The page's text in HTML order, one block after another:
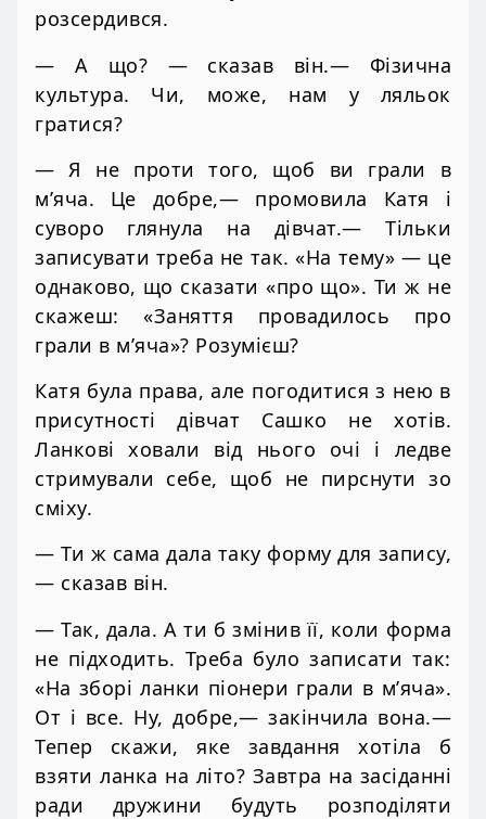
розсердився.
— А що? — сказав він.— Фізична
культура. Чи, може, нам у ляльок
гратися?
— Я не проти того, щоб ви грали в
м’яча. Це добре,— промовила Катя і
суворо глянула на дівчат.— Тільки
записувати треба не так. «На тему» — це
однаково, що сказати «про що». Ти ж не
скажеш: «Заняття провадилось про
грали в м’яча»? Розумієш?
Катя була права, але погодитися з нею в
присутності дівчат Сашко не хотів.
Ланкові ховали від нього очі і ледве
стримували себе, щоб не пирснути зо
сміху.
— Ти ж сама дала таку форму для запису,
— сказав він.
— Так, дала. А ти б змінив її, коли форма
не підходить. Треба було записати так:
«На зборі ланки піонери грали в м’яча».
От і все. Ну, добре,— закінчила вона.—
Тепер скажи, яке завдання хотіла б
взяти ланка на літо? Завтра на засіданні
ради дружини будуть розподіляти